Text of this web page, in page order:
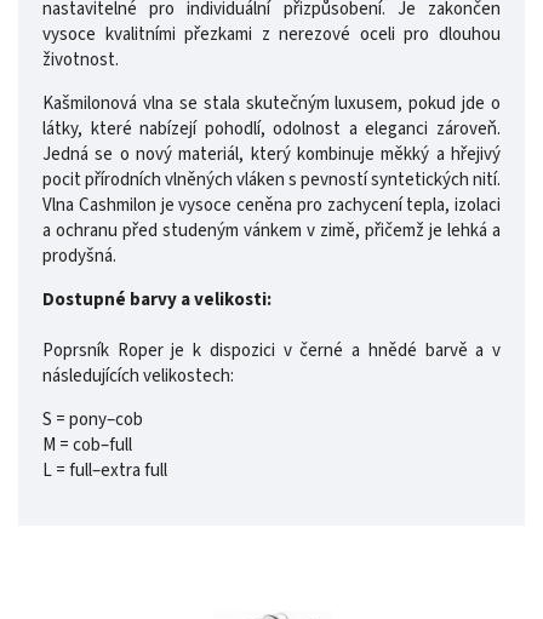
nastavitelné pro individuální přizpůsobení. Je zakončen
vysoce kvalitními přezkami z nerezové oceli pro dlouhou
životnost.
Kašmilonová vlna se stala skutečným luxusem, pokud jde o
látky, které nabízejí pohodlí, odolnost a eleganci zároveň.
Jedná se o nový materiál, který kombinuje měkký a hřejivý
pocit přírodních vlněných vláken s pevností syntetických nití.
Vlna Cashmilon je vysoce ceněna pro zachycení tepla, izolaci
a ochranu před studeným vánkem v zimě, přičemž je lehká a
prodyšná.
Dostupné barvy a velikosti:
Poprsník Roper je k dispozici v černé a hnědé barvě a v
následujících velikostech:
S = pony–cob
M = cob–full
L = full–extra full